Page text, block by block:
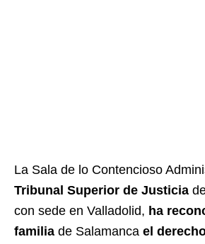
La Sala de lo Contencioso
Tribunal Superior de Justicia
con sede en Valladolid, ha
familia de Salamanca el